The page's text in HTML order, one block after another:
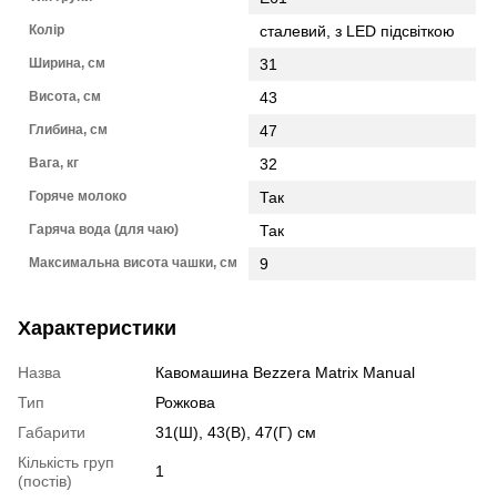
Колір сталевий, з LED підсвіткою
Ширина, см 31
Висота, см 43
Глибина, см 47
Вага, кг 32
Горяче молоко Так
Гаряча вода (для чаю) Так
Максимальна висота чашки, см 9
Характеристики
Назва
Кавомашина Bezzera Matrix Manual
Тип
Рожкова
Габарити
31(Ш), 43(В), 47(Г) см
Кількість груп
(постів)
1